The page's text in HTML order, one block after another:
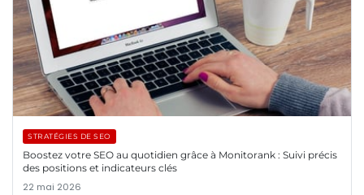
STRATÉGIES DE SEO
Boostez votre SEO au quotidien grâce à Monitorank : Suivi précis
des positions et indicateurs clés
22 mai 2026